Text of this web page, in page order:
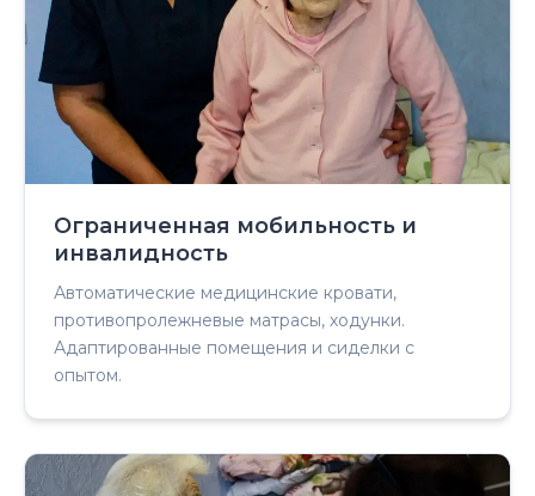
Ограниченная мобильность и
инвалидность
Автоматические медицинские кровати,
противопролежневые матрасы, ходунки.
Адаптированные помещения и сиделки с
опытом.